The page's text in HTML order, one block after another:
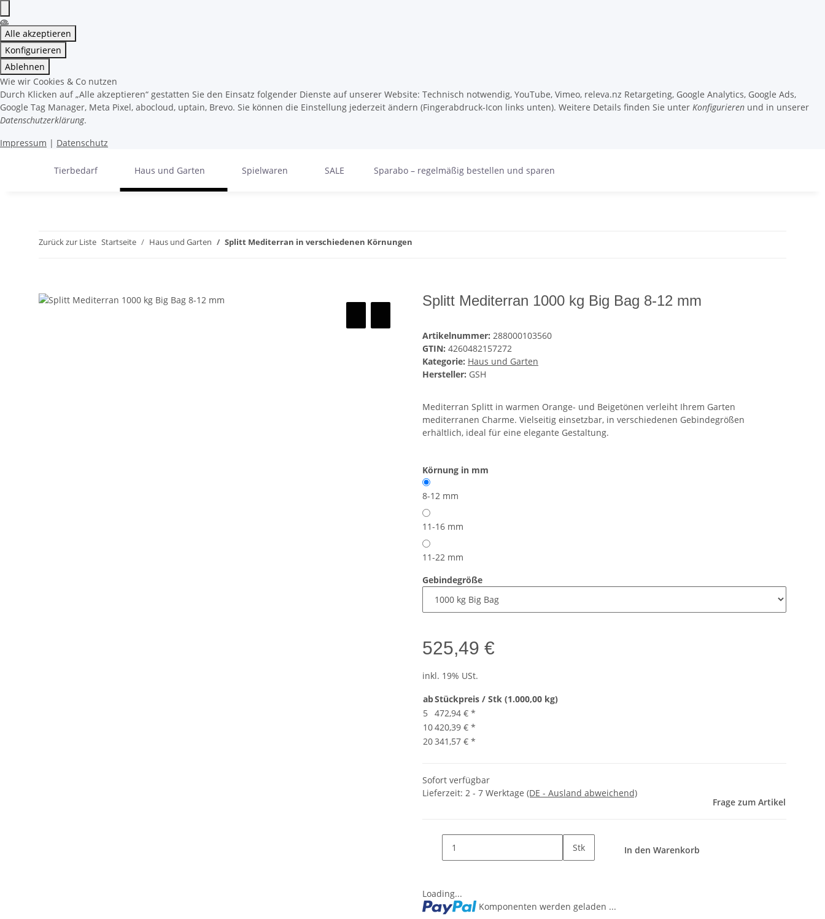
Alle akzeptieren
Konfigurieren
Ablehnen
Wie wir Cookies & Co nutzen
Durch Klicken auf „Alle akzeptieren“ gestatten Sie den Einsatz folgender Dienste auf unserer Website: Technisch notwendig, YouTube, Vimeo, releva.nz Retargeting, Google Analytics, Google Ads,
Google Tag Manager, Meta Pixel, abocloud, uptain, Brevo. Sie können die Einstellung jederzeit ändern (Fingerabdruck-Icon links unten). Weitere Details finden Sie unter Konfigurieren und in unserer
Datenschutzerklärung.
Impressum | Datenschutz
Tierbedarf Haus und Garten Spielwaren SALE Sparabo – regelmäßig bestellen und sparen
Zurück zur Liste Startseite Haus und Garten Splitt Mediterran in verschiedenen Körnungen
Splitt Mediterran 1000 kg Big Bag 8-12 mm
Artikelnummer: 288000103560
GTIN: 4260482157272
Kategorie: Haus und Garten
Hersteller: GSH
Mediterran Splitt in warmen Orange- und Beigetönen verleiht Ihrem Garten
mediterranen Charme. Vielseitig einsetzbar, in verschiedenen Gebindegrößen
erhältlich, ideal für eine elegante Gestaltung.
Körnung in mm
8-12 mm
11-16 mm
11-22 mm
Gebindegröße
525,49 €
inkl. 19% USt.
abStückpreis / Stk (1.000,00 kg)
5
472,94 € *
10420,39 € *
20341,57 € *
Sofort verfügbar
Lieferzeit: 2 - 7 Werktage (DE - Ausland abweichend)
Frage zum Artikel
Stk In den Warenkorb
Loading...
Komponenten werden geladen ...